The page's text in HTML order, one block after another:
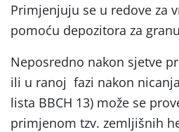
Primjenjuju se u redove za
pomoću depozitora za
Neposredno nakon sjetve
ili u ranoj fazi nakon
lista BBCH 13) može se
primjenom tzv. zemljišnih